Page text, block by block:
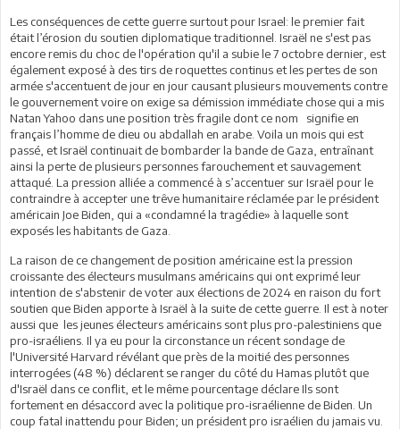
Les conséquences de cette guerre surtout pour Israel: le premier fait
était l’érosion du soutien diplomatique traditionnel. Israël ne s'est pas
encore remis du choc de l'opération qu'il a subie le 7 octobre dernier, est
également exposé à des tirs de roquettes continus et les pertes de son
armée s'accentuent de jour en jour causant plusieurs mouvements contre
le gouvernement voire on exige sa démission immédiate chose qui a mis
Natan Yahoo dans une position très fragile dont ce nom signifie en
français l’homme de dieu ou abdallah en arabe. Voila un mois qui est
passé, et Israël continuait de bombarder la bande de Gaza, entraînant
ainsi la perte de plusieurs personnes farouchement et sauvagement
attaqué. La pression alliée a commencé à s’accentuer sur Israël pour le
contraindre à accepter une trêve humanitaire réclamée par le président
américain Joe Biden, qui a «condamné la tragédie» à laquelle sont
exposés les habitants de Gaza.
La raison de ce changement de position américaine est la pression
croissante des électeurs musulmans américains qui ont exprimé leur
intention de s'abstenir de voter aux élections de 2024 en raison du fort
soutien que Biden apporte à Israël à la suite de cette guerre. Il est à noter
aussi que les jeunes électeurs américains sont plus pro-palestiniens que
pro-israéliens. Il ya eu pour la circonstance un récent sondage de
l'Université Harvard révélant que près de la moitié des personnes
interrogées (48 %) déclarent se ranger du côté du Hamas plutôt que
d'Israël dans ce conflit, et le même pourcentage déclare Ils sont
fortement en désaccord avec la politique pro-israélienne de Biden. Un
coup fatal inattendu pour Biden; un président pro israélien du jamais vu.